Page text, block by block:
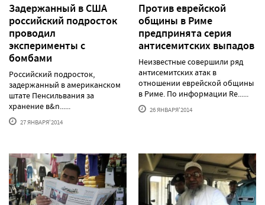
Задержанный в США
российский подросток
проводил
эксперименты с
бомбами
Российский подросток,
задержанный в американском
штате Пенсильвания за
хранение в&n......
27 ЯНВАРЯ'2014
Против еврейской
общины в Риме
предпринята серия
антисемитских выпадов
Неизвестные совершили ряд
антисемитских атак в
отношении еврейской общины
в Риме. По информации Re......
26 ЯНВАРЯ'2014